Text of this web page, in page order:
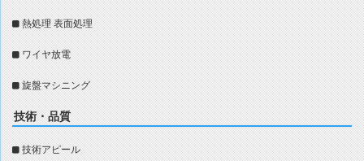
熱処理 表面処理
ワイヤ放電
旋盤マシニング
技術・品質
技術アピール